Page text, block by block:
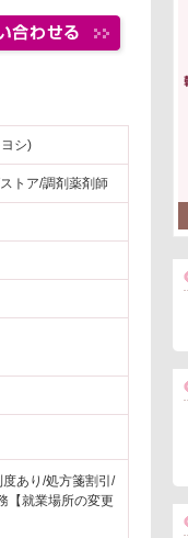
シ)
トア/調剤薬剤師
あり/処方箋割引/
【就業場所の変更